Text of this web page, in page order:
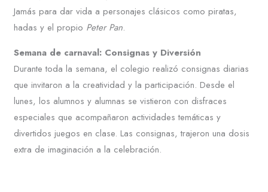
Jamás para dar vida a personajes clásicos como piratas,
hadas y el propio Peter Pan.
Semana de carnaval: Consignas y Diversión
Durante toda la semana, el colegio realizó consignas diarias
que invitaron a la creatividad y la participación. Desde el
lunes, los alumnos y alumnas se vistieron con disfraces
especiales que acompañaron actividades temáticas y
divertidos juegos en clase. Las consignas, trajeron una dosis
extra de imaginación a la celebración.